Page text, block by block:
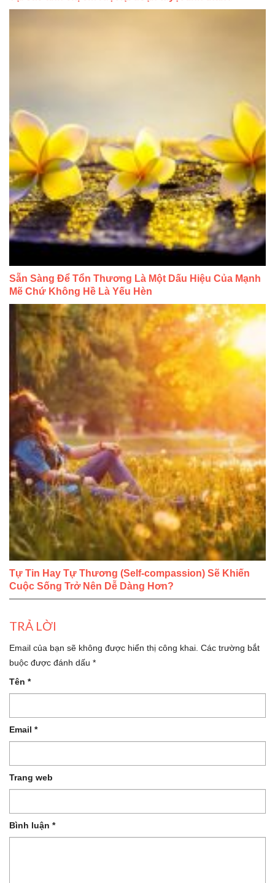
Sẵn Sàng Để Tổn Thương Là Một Dấu Hiệu Của Mạnh
Mẽ Chứ Không Hề Là Yếu Hèn
Tự Tin Hay Tự Thương (Self-compassion) Sẽ Khiến
Cuộc Sống Trở Nên Dễ Dàng Hơn?
TRẢ LỜI
Email của bạn sẽ không được hiển thị công khai. Các trường bắt
buộc được đánh dấu *
Tên *
Email *
Trang web
Bình luận *